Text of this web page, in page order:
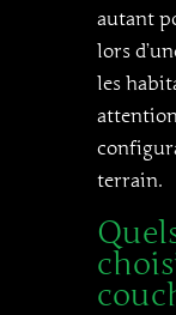
autant
lors
les
terrain.